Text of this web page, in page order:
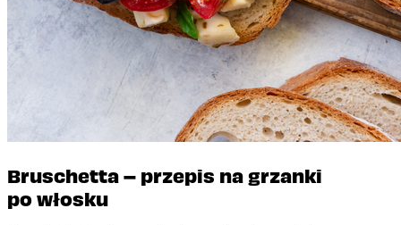
Bruschetta – przepis na grzanki
po włosku